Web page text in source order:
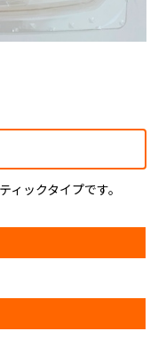
ックタイプです。